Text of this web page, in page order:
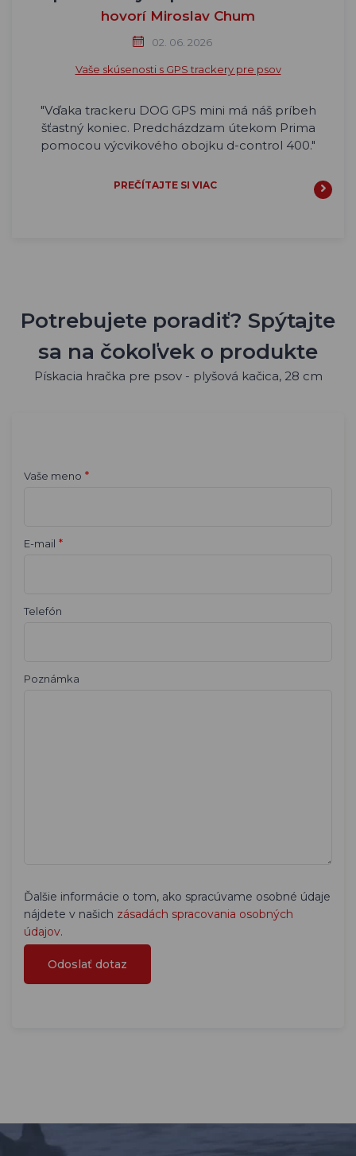
hovorí Miroslav Chum
02. 06. 2026
Vaše skúsenosti s GPS trackery pre psov
"Vďaka trackeru DOG GPS mini má náš príbeh
šťastný koniec. Predcházdzam útekom Prima
pomocou výcvikového obojku d-control 400."
PREČÍTAJTE SI VIAC
Potrebujete poradiť? Spýtajte
sa na čokoľvek o produkte
Pískacia hračka pre psov - plyšová kačica, 28 cm
Vaše meno *
E-mail *
Telefón
Poznámka
Ďalšie informácie o tom, ako spracúvame osobné údaje
nájdete v našich zásadách spracovania osobných
údajov.